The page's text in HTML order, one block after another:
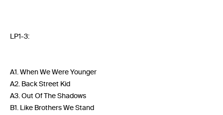
LP1-3:
A1. When We Were Younger
A2. Back Street Kid
A3. Out Of The Shadows
B1. Like Brothers We Stand